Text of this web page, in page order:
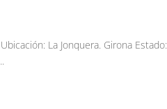
La Jonquera. Girona Estado: